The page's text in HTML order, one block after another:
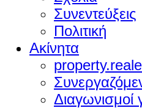
Συνεντεύξεις
Πολιτική
Ακίνητα
Διαγωνισμοί